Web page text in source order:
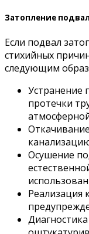
Затопление
Если подвал
стихийных
следующим
Устранение
протечки
Осушение
Реализация